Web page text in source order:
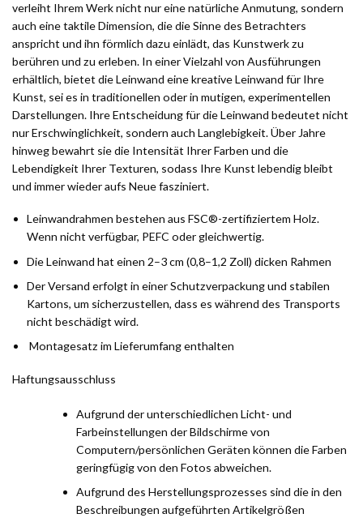
verleiht Ihrem Werk nicht nur eine natürliche Anmutung, sondern
auch eine taktile Dimension, die die Sinne des Betrachters
anspricht und ihn förmlich dazu einlädt, das Kunstwerk zu
berühren und zu erleben. In einer Vielzahl von Ausführungen
erhältlich, bietet die Leinwand eine kreative Leinwand für Ihre
Kunst, sei es in traditionellen oder in mutigen, experimentellen
Darstellungen. Ihre Entscheidung für die Leinwand bedeutet nicht
nur Erschwinglichkeit, sondern auch Langlebigkeit. Über Jahre
hinweg bewahrt sie die Intensität Ihrer Farben und die
Lebendigkeit Ihrer Texturen, sodass Ihre Kunst lebendig bleibt
und immer wieder aufs Neue fasziniert.
Leinwandrahmen bestehen aus FSC®-zertifiziertem Holz.
Wenn nicht verfügbar, PEFC oder gleichwertig.
Die Leinwand hat einen 2–3 cm (0,8–1,2 Zoll) dicken Rahmen
Der Versand erfolgt in einer Schutzverpackung und stabilen
Kartons, um sicherzustellen, dass es während des Transports
nicht beschädigt wird.
Montagesatz im Lieferumfang enthalten
Haftungsausschluss
Aufgrund der unterschiedlichen Licht- und
Farbeinstellungen der Bildschirme von
Computern/persönlichen Geräten können die Farben
geringfügig von den Fotos abweichen.
Aufgrund des Herstellungsprozesses sind die in den
Beschreibungen aufgeführten Artikelgrößen